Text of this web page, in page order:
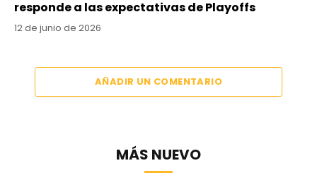
responde a las expectativas de Playoffs
12 de junio de 2026
AÑADIR UN COMENTARIO
MÁS NUEVO